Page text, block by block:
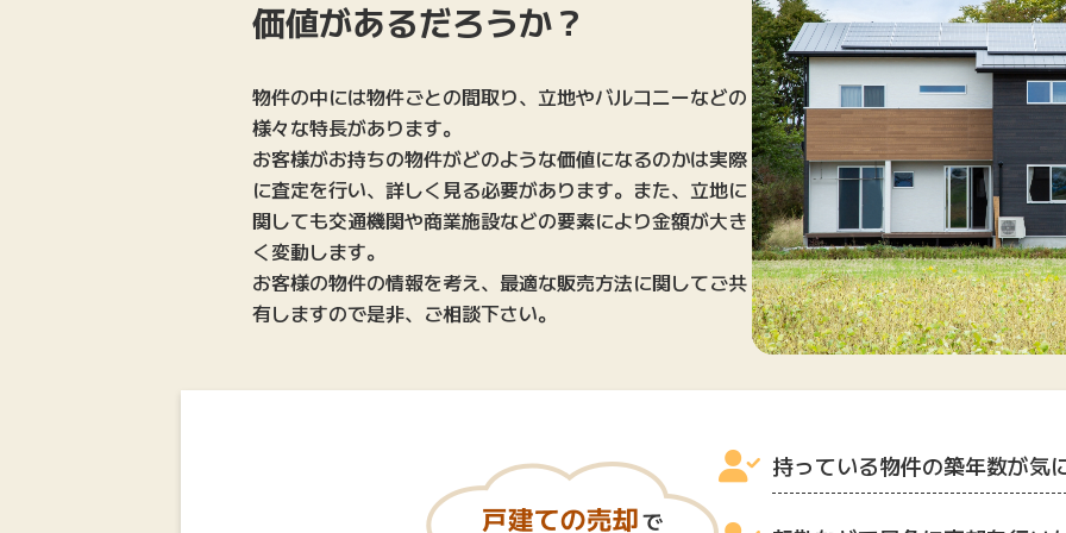
価値があるだろうか？
物件の中には物件ごとの間取り、立地やバルコニーなどの
様々な特長があります。
お客様がお持ちの物件がどのような価値になるのかは実際
に査定を行い、詳しく見る必要があります。また、立地に
関しても交通機関や商業施設などの要素により金額が大き
く変動します。
お客様の物件の情報を考え、最適な販売方法に関してご共
有しますので是非、ご相談下さい。
持っている物件の築年数が気